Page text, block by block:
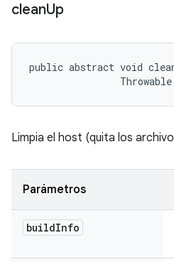
cleanUp
public abstract void
Throwable
Limpia el host (quita los
Parámetros
buildInfo